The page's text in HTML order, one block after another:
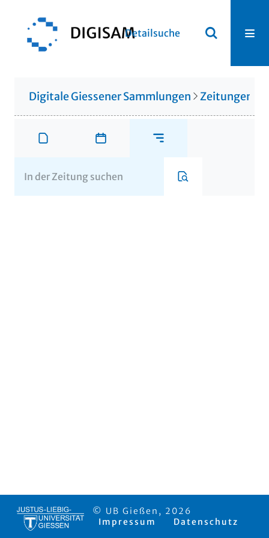
Detailsuche
Digitale Giessener Sammlungen Zeitungen
© UB Gießen, 2026
Impressum
Datenschutz